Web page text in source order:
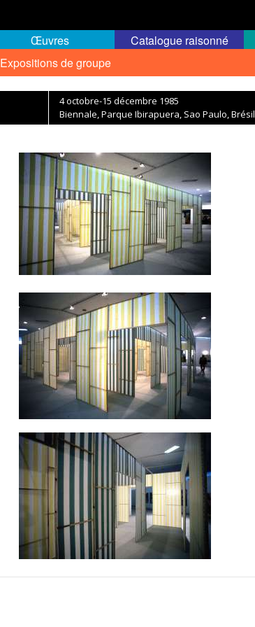
Expositions de groupe
Œuvres Catalogue raisonné
4 octobre-15 décembre 1985
Biennale, Parque Ibirapuera, Sao Paulo, Brésil